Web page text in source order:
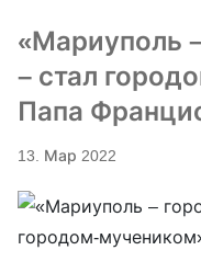
«Мариуполь
– стал
Папа
13. Мар 2022